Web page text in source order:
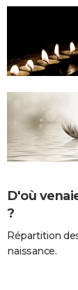
D'où
?
Répartition
naissance.